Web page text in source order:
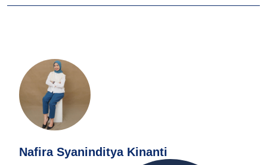
Nafira Syaninditya Kinanti